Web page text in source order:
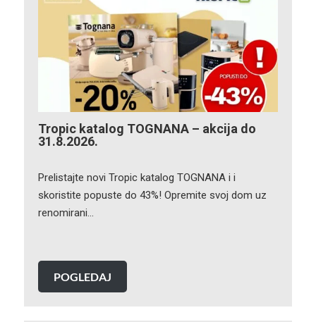
Tropic katalog TOGNANA – akcija do
31.8.2026.
Prelistajte novi Tropic katalog TOGNANA i i
skoristite popuste do 43%! Opremite svoj dom uz
renomirani…
POGLEDAJ